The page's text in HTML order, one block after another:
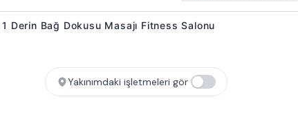
Derin Bağ Dokusu Masajı Fitness Salonu
Yakınımdaki işletmeleri gör